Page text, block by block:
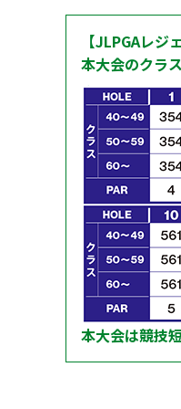
【JLPGAレ
本大会のクラ
本大会は競技